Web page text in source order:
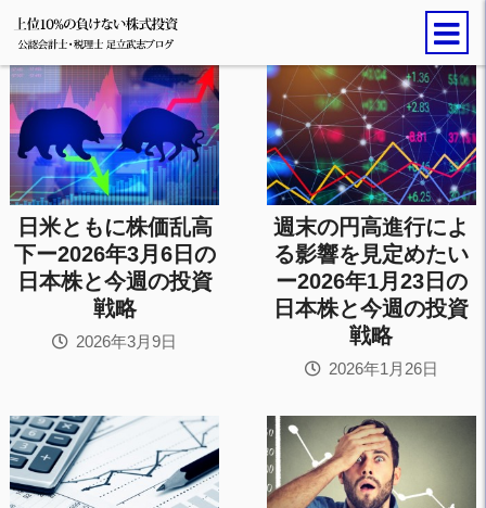
日米ともに株価乱高
下ー2026年3月6日の
日本株と今週の投資
戦略
2026年3月9日
週末の円高進行によ
る影響を見定めたい
ー2026年1月23日の
日本株と今週の投資
戦略
2026年1月26日